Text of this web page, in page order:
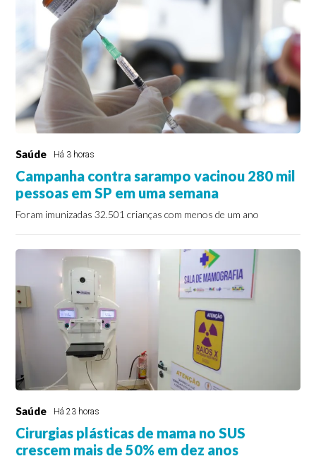
Saúde Há 3 horas
Campanha contra sarampo vacinou 280 mil
pessoas em SP em uma semana
Foram imunizadas 32.501 crianças com menos de um ano
Saúde Há 23 horas
Cirurgias plásticas de mama no SUS
crescem mais de 50% em dez anos